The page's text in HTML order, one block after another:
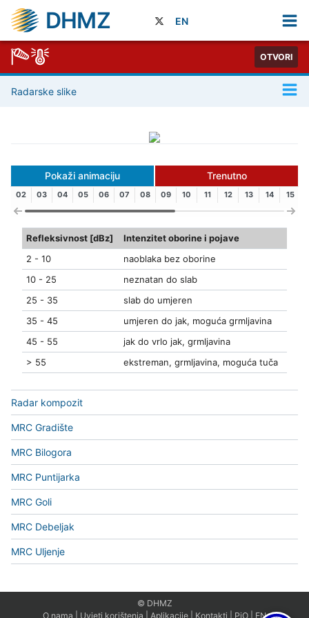
DHMZ EN
OTVORI
Radarske slike
Pokaži animaciju Trenutno
02 03 04 05 06 07 08 09 10 11 12 13 14 15
Refleksivnost [dBz]
Intenzitet oborine i pojave
2 - 10
naoblaka bez oborine
10 - 25
neznatan do slab
25 - 35
slab do umjeren
35 - 45
umjeren do jak, moguća grmljavina
45 - 55
jak do vrlo jak, grmljavina
> 55
ekstreman, grmljavina, moguća tuča
Radar kompozit
MRC Gradište
MRC Bilogora
MRC Puntijarka
MRC Goli
MRC Debeljak
MRC Uljenje
© DHMZ
O nama
Uvjeti korištenja Aplikacije Kontakti PiO EN